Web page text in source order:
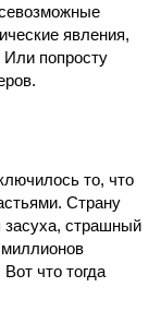
явления,
попросту
то, что
Страну
засуха, страшный
что тогда